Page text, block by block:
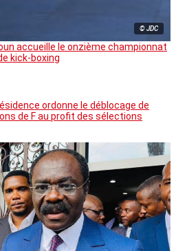
© JDC
accueille le onzième championnat
kick-boxing
ordonne le déblocage de
de F au profit des sélections